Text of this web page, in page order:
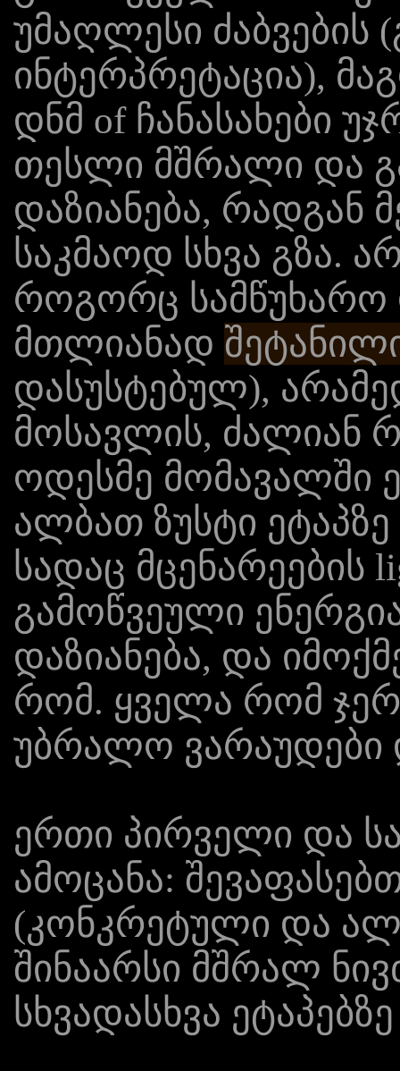
უმაღლესი ძაბვების
ინტერპრეტაცია),
დნმ of ჩანასახები
თესლი მშრალი და
დაზიანება, რადგან
საკმაოდ სხვა გზა.
როგორც სამწუხარო
მთლიანად
დასუსტებულ),
მოსავლის, ძალიან
ოდესმე მომავალში
ალბათ ზუსტი
სადაც მცენარეების
გამოწვეული
დაზიანება, და
რომ. ყველა რომ
უბრალო ვარაუდები
ერთი პირველი და
ამოცანა:
(კონკრეტული და
შინაარსი მშრალ
სხვადასხვა